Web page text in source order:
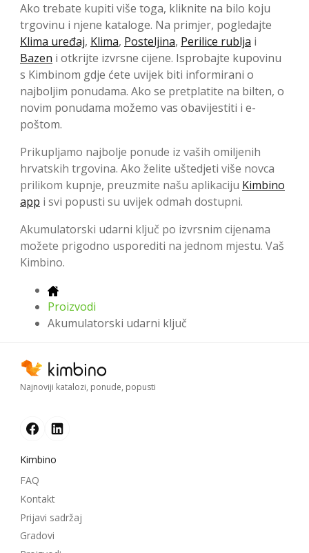
Ako trebate kupiti više toga, kliknite na bilo koju
trgovinu i njene kataloge. Na primjer, pogledajte
Klima uređaj, Klima, Posteljina, Perilice rublja i
Bazen i otkrijte izvrsne cijene. Isprobajte kupovinu
s Kimbinom gdje ćete uvijek biti informirani o
najboljim ponudama. Ako se pretplatite na bilten, o
novim ponudama možemo vas obavijestiti i e-
poštom.
Prikupljamo najbolje ponude iz vaših omiljenih
hrvatskih trgovina. Ako želite uštedjeti više novca
prilikom kupnje, preuzmite našu aplikaciju Kimbino
app i svi popusti su uvijek odmah dostupni.
Akumulatorski udarni ključ po izvrsnim cijenama
možete prigodno usporediti na jednom mjestu. Vaš
Kimbino.
Proizvodi
Akumulatorski udarni ključ
Najnoviji katalozi, ponude, popusti
Kimbino
FAQ
Kontakt
Prijavi sadržaj
Gradovi